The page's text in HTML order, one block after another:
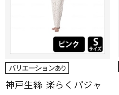
神戸生絲 楽らくパジャ